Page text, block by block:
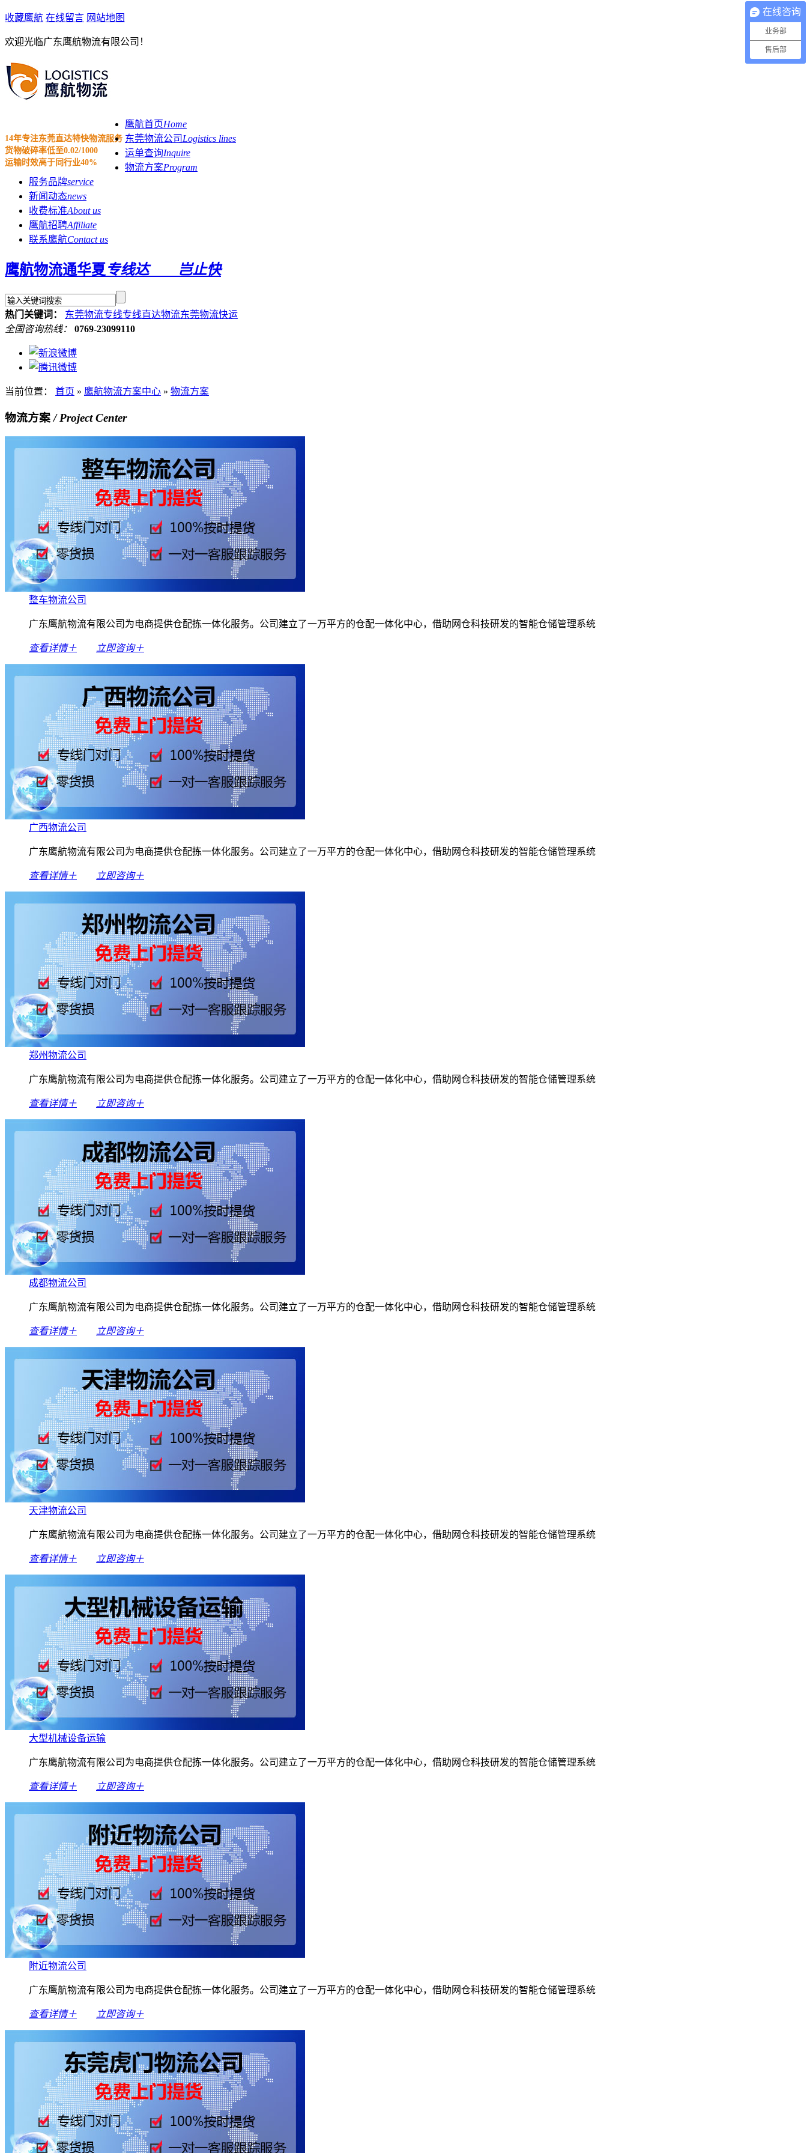
收藏鹰航 在线留言 网站地图
欢迎光临广东鹰航物流有限公司！
14年专注东莞直达特快物流服务
货物破碎率低至0.02/1000
运输时效高于同行业40%
鹰航首页Home
东莞物流公司 Logistics lines
运单查询Inquire
物流方案Program
服务品牌service
新闻动态news
收费标准About us
鹰航招聘Affiliate
联系鹰航Contact us
鹰航物流通华夏 专线达 岂止快
热门关键词： 东莞物流专线专线直达物流东莞物流快运
全国咨询热线：
0769-23099110
当前位置： 首页 » 鹰航物流方案中心 » 物流方案
物流方案/ Project Center
整车物流公司
广东鹰航物流有限公司为电商提供仓配拣一体化服务。公司建立了一万平方的仓配一体化中心，借助网仓科技研发的智能仓储管理系统
查看详情＋ 立即咨询＋
广西物流公司
广东鹰航物流有限公司为电商提供仓配拣一体化服务。公司建立了一万平方的仓配一体化中心，借助网仓科技研发的智能仓储管理系统
查看详情＋ 立即咨询＋
郑州物流公司
广东鹰航物流有限公司为电商提供仓配拣一体化服务。公司建立了一万平方的仓配一体化中心，借助网仓科技研发的智能仓储管理系统
查看详情＋ 立即咨询＋
成都物流公司
广东鹰航物流有限公司为电商提供仓配拣一体化服务。公司建立了一万平方的仓配一体化中心，借助网仓科技研发的智能仓储管理系统
查看详情＋ 立即咨询＋
天津物流公司
广东鹰航物流有限公司为电商提供仓配拣一体化服务。公司建立了一万平方的仓配一体化中心，借助网仓科技研发的智能仓储管理系统
查看详情＋ 立即咨询＋
大型机械设备运输
广东鹰航物流有限公司为电商提供仓配拣一体化服务。公司建立了一万平方的仓配一体化中心，借助网仓科技研发的智能仓储管理系统
查看详情＋ 立即咨询＋
附近物流公司
广东鹰航物流有限公司为电商提供仓配拣一体化服务。公司建立了一万平方的仓配一体化中心，借助网仓科技研发的智能仓储管理系统
查看详情＋ 立即咨询＋
在线咨询
业务部
售后部